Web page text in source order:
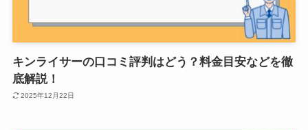
キンライサーの口コミ評判はどう？料金目安などを徹
底解説！
2025年12月22日